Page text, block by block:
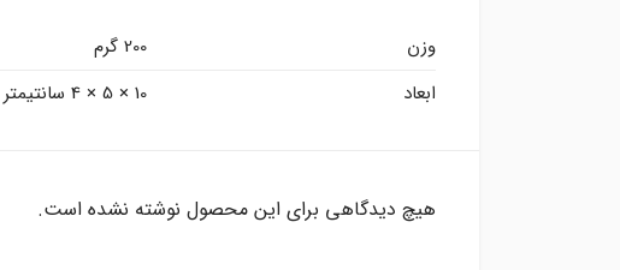
وزن
200 گرم
ابعاد
10 × 5 × 4 سانتیمتر
هیچ دیدگاهی برای این محصول نوشته نشده است.